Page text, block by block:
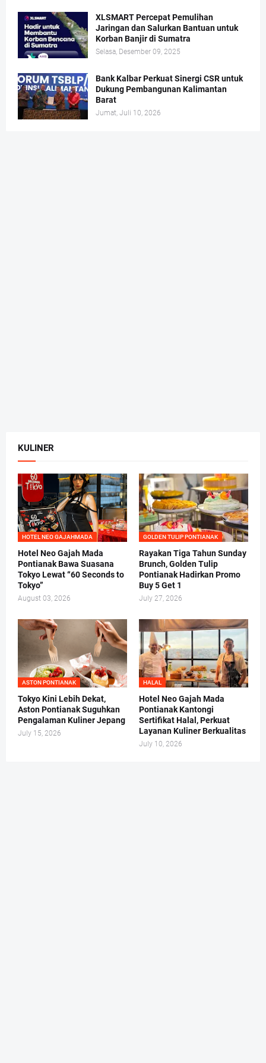
XLSMART Percepat Pemulihan
Jaringan dan Salurkan Bantuan untuk
Korban Banjir di Sumatra
Selasa, Desember 09, 2025
Bank Kalbar Perkuat Sinergi CSR untuk
Dukung Pembangunan Kalimantan
Barat
Jumat, Juli 10, 2026
KULINER
HOTEL NEO GAJAHMADA
Hotel Neo Gajah Mada
Pontianak Bawa Suasana
Tokyo Lewat “60 Seconds to
Tokyo”
August 03, 2026
GOLDEN TULIP PONTIANAK
Rayakan Tiga Tahun Sunday
Brunch, Golden Tulip
Pontianak Hadirkan Promo
Buy 5 Get 1
July 27, 2026
ASTON PONTIANAK
Tokyo Kini Lebih Dekat,
Aston Pontianak Suguhkan
Pengalaman Kuliner Jepang
July 15, 2026
HALAL
Hotel Neo Gajah Mada
Pontianak Kantongi
Sertifikat Halal, Perkuat
Layanan Kuliner Berkualitas
July 10, 2026